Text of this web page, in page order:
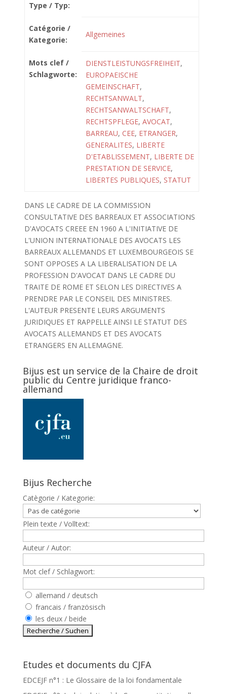
Type / Typ:
Catégorie /
Kategorie:
Allgemeines
Mots clef /
Schlagworte:
DIENSTLEISTUNGSFREIHEIT,
EUROPAEISCHE
GEMEINSCHAFT,
RECHTSANWALT,
RECHTSANWALTSCHAFT,
RECHTSPFLEGE, AVOCAT,
BARREAU, CEE, ETRANGER,
GENERALITES, LIBERTE
D'ETABLISSEMENT, LIBERTE DE
PRESTATION DE SERVICE,
LIBERTES PUBLIQUES, STATUT
DANS LE CADRE DE LA COMMISSION
CONSULTATIVE DES BARREAUX ET ASSOCIATIONS
D'AVOCATS CREEE EN 1960 A L'INITIATIVE DE
L'UNION INTERNATIONALE DES AVOCATS LES
BARREAUX ALLEMANDS ET LUXEMBOURGEOIS SE
SONT OPPOSES A LA LIBERALISATION DE LA
PROFESSION D'AVOCAT DANS LE CADRE DU
TRAITE DE ROME ET SELON LES DIRECTIVES A
PRENDRE PAR LE CONSEIL DES MINISTRES.
L'AUTEUR PRESENTE LEURS ARGUMENTS
JURIDIQUES ET RAPPELLE AINSI LE STATUT DES
AVOCATS ALLEMANDS ET DES AVOCATS
ETRANGERS EN ALLEMAGNE.
Bijus est un service de la Chaire de droit
public du Centre juridique franco-
allemand
Bijus Recherche
Catègorie / Kategorie:
Plein texte / Volltext:
Auteur / Autor:
Mot clef / Schlagwort:
allemand / deutsch
francais / französisch
les deux / beide
Etudes et documents du CJFA
EDCEJF n°1 : Le Glossaire de la loi fondamentale